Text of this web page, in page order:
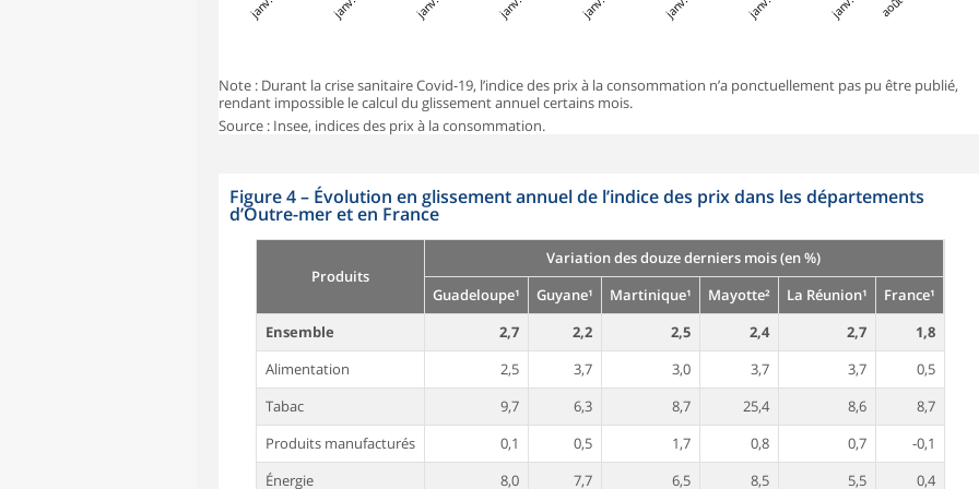
Note : Durant la crise sanitaire Covid-19, l’indice des prix à la consommation n’a ponctuellement pas pu être publié,
rendant impossible le calcul du glissement annuel certains mois.
Source : Insee, indices des prix à la consommation.
Figure 4– Évolution en glissement annuel de l’indice des prix dans les départements
d’Outre-mer et en France
Produits
Variation des douze derniers mois (en %)
Guadeloupe¹
Guyane¹ Martinique¹ Mayotte² La Réunion¹
France¹
Ensemble
2,7 2,2 2,5 2,4 2,7
1,8
Alimentation
2,5 3,7 3,0 3,7 3,7
0,5
Tabac
9,7 6,3 8,7 25,4 8,6
8,7
Produits manufacturés
0,1 0,5 1,7 0,8 0,7
-0,1
Énergie
8,0 7,7 6,5 8,5 5,5 0,4